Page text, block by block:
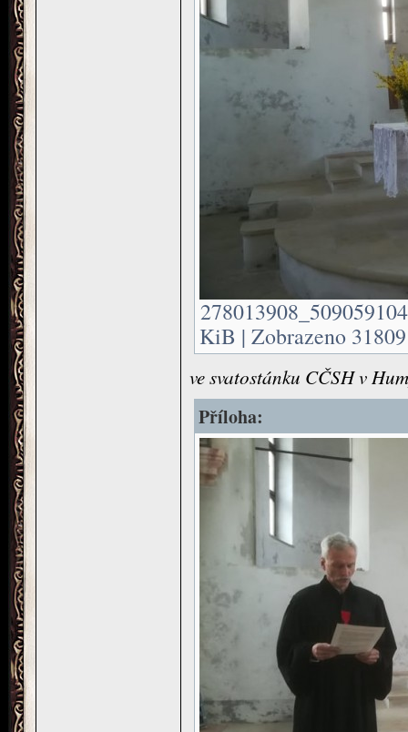
KiB | Zobrazeno
ve svatostánku CČSH v
Příloha: